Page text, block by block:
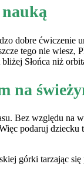
nauką
dobre ćwiczenie
tego nie wiesz,
Słońca niż
na
Bez względu na
podaruj
górki tarzając